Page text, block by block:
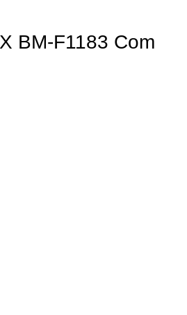
BM-F1183 Com